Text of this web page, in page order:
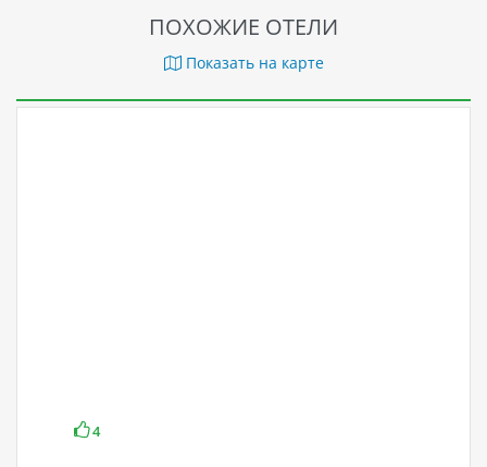
ПОХОЖИЕ ОТЕЛИ
Показать на карте
4